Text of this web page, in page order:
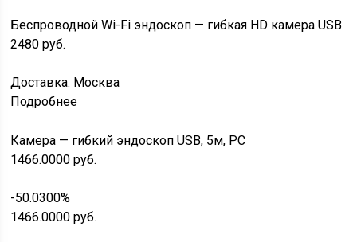
Беспроводной Wi-Fi эндоскоп — гибкая HD камера USB
2480руб.
Доставка: Москва
Подробнее
Камера — гибкий эндоскоп USB, 5м, PC
1466.0000руб.
-50.0300%
1466.0000руб.